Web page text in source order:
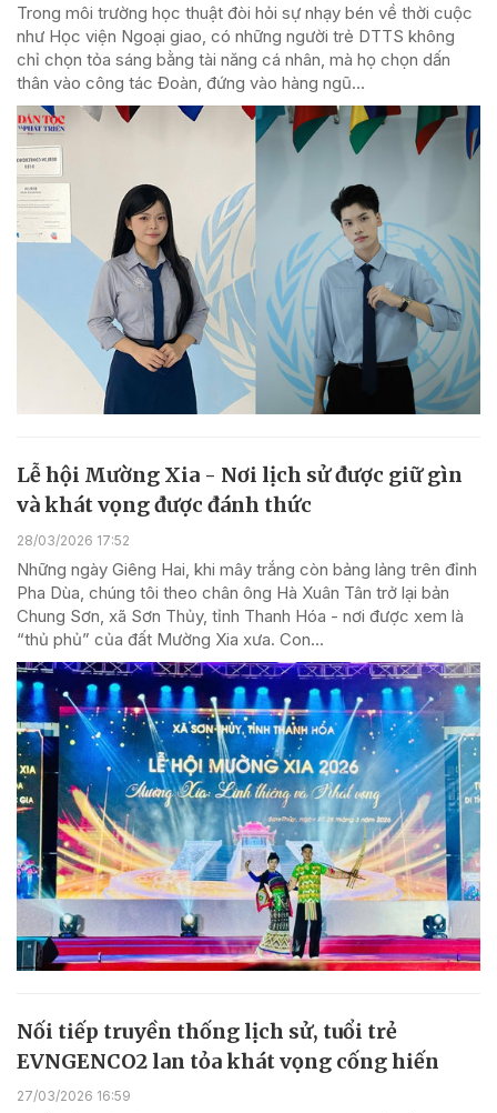
Trong môi trường học thuật đòi hỏi sự nhạy bén về thời cuộc
như Học viện Ngoại giao, có những người trẻ DTTS không
chỉ chọn tỏa sáng bằng tài năng cá nhân, mà họ chọn dấn
thân vào công tác Đoàn, đứng vào hàng ngũ...
Lễ hội Mường Xia - Nơi lịch sử được giữ gìn
và khát vọng được đánh thức
28/03/2026 17:52
Những ngày Giêng Hai, khi mây trắng còn bảng lảng trên đỉnh
Pha Dùa, chúng tôi theo chân ông Hà Xuân Tân trở lại bản
Chung Sơn, xã Sơn Thủy, tỉnh Thanh Hóa - nơi được xem là
“thủ phủ” của đất Mường Xia xưa. Con...
Nối tiếp truyền thống lịch sử, tuổi trẻ
EVNGENCO2 lan tỏa khát vọng cống hiến
27/03/2026 16:59